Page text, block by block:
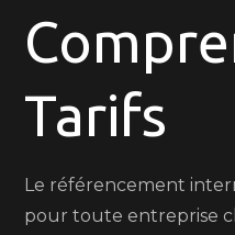
Choisir
Votre
Offre
Tarifs
Le référencement
pour toute entreprise